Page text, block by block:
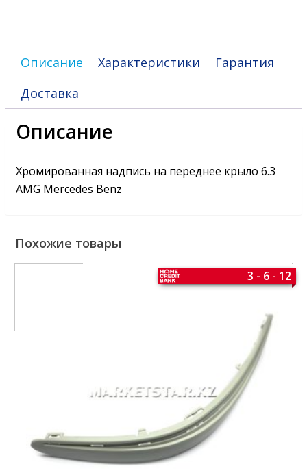
Описание Характеристики
Гарантия
Доставка
Описание
Хромированная надпись на переднее крыло 6.3
AMG Mercedes Benz
Похожие товары
3 - 6 - 12